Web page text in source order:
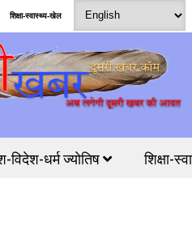
शिक्षा-स्वास्थ्य-खेल
विदेश-धर्म ज्योतिष शिक्षा-